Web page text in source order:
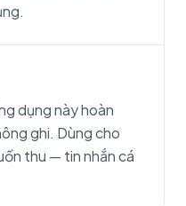
dụng này hoàn
ghi. Dùng cho
thu — tin nhắn cá